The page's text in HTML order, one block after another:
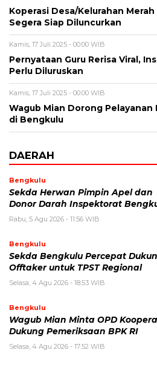
Koperasi Desa/Kelurahan
Segera Siap Diluncurkan
Kamis, 17 Juli 2025 - 00:00 WIB
Pernyataan Guru Rerisa Viral,
Perlu Diluruskan
Kamis, 17 Juli 2025 - 00:00 WIB
Wagub Mian Dorong Pelayanan
di Bengkulu
DAERAH
Bengkulu
Sekda Herwan Pimpin Apel dan
Donor Darah Inspektorat
Rabu, 5 Agu 2026 - 11:56 WIB
Bengkulu
Sekda Bengkulu Percepat
Offtaker untuk TPST Regional
Selasa, 4 Agu 2026 - 18:53 WIB
Bengkulu
Wagub Mian Minta OPD
Dukung Pemeriksaan BPK RI
Selasa, 4 Agu 2026 - 17:52 WIB